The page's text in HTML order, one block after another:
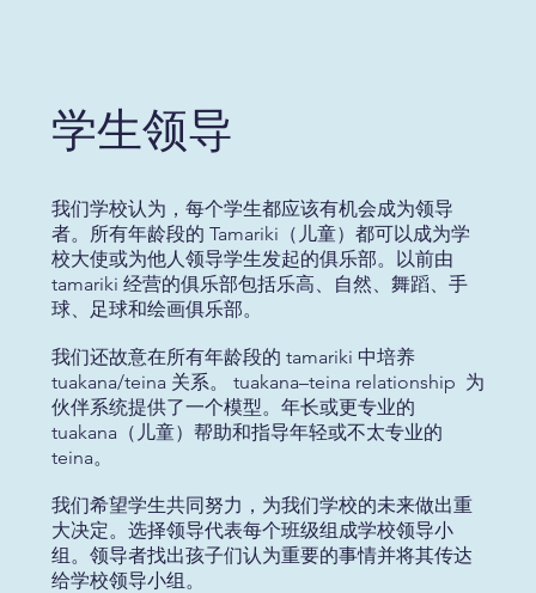
学生领导
我们学校认为，每个学生都应该有机会成为领导
者。所有年龄段的 Tamariki（儿童）都可以成为学
校大使或为他人领导学生发起的俱乐部。以前由
tamariki 经营的俱乐部包括乐高、自然、舞蹈、手
球、足球和绘画俱乐部。
我们还故意在所有年龄段的 tamariki 中培养
tuakana/teina 关系。 tuakana–teina relationship 为
伙伴系统提供了一个模型。年长或更专业的
tuakana（儿童）帮助和指导年轻或不太专业的
teina。
我们希望学生共同努力，为我们学校的未来做出重
大决定。选择领导代表每个班级组成学校领导小
组。领导者找出孩子们认为重要的事情并将其传达
给学校领导小组。